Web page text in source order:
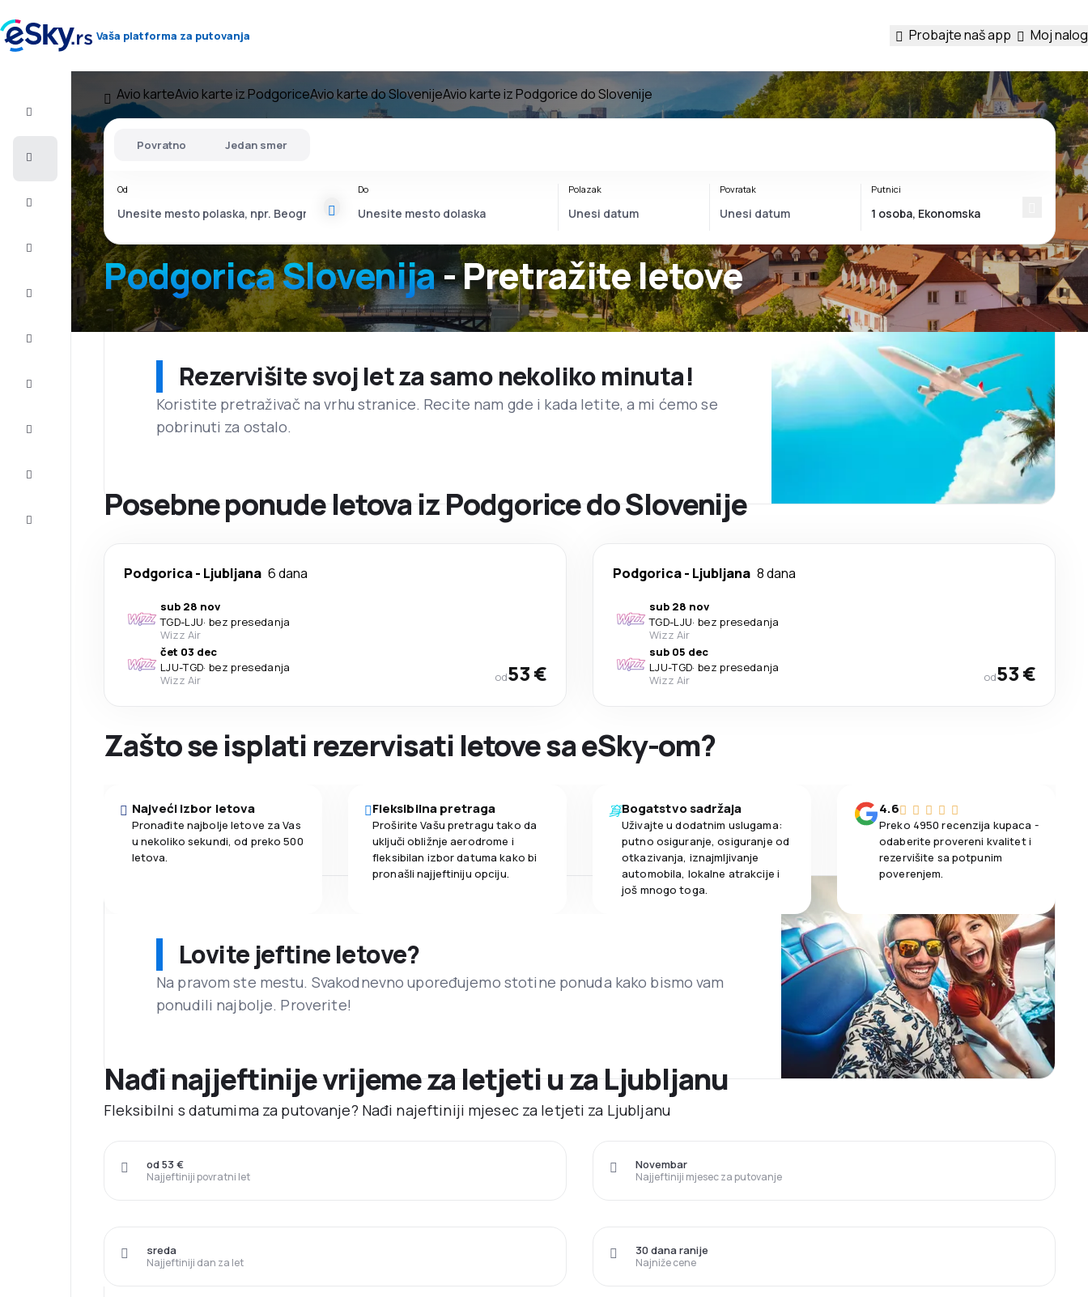
Vaša platforma za putovanja Probajte naš app Moj nalog
Let+Hotel
Letovanje
putovanja
Avio karteAvio karte iz PodgoriceAvio karte do SlovenijeAvio karte iz Podgorice do Slovenije
Podgorica Slovenija- Pretražite letove
Povratno Jedan smer
Od Do Polazak Povratak Putnici
Rezervišite svoj let za samo nekoliko minuta!
Koristite pretraživač na vrhu stranice. Recite nam gde i kada letite, a mi ćemo se
pobrinuti za ostalo.
Posebne ponude letova iz Podgorice do Slovenije
Podgorica- Ljubljana 6 dana
sub 28 nov
TGD-LJU· bez presedanja
Wizz Air
čet 03 dec
LJU-TGD· bez presedanja
Wizz Air
od53 €
Podgorica- Ljubljana 8 dana
sub 28 nov
TGD-LJU· bez presedanja
Wizz Air
sub 05 dec
LJU-TGD· bez presedanja
Wizz Air
od53 €
Zašto se isplati rezervisati letove sa eSky-om?
Najveći izbor letova
Pronađite najbolje letove za Vas
u nekoliko sekundi, od preko 500
letova.
Fleksibilna pretraga
Proširite Vašu pretragu tako da
uključi obližnje aerodrome i
fleksibilan izbor datuma kako bi
pronašli najjeftiniju opciju.
Bogatstvo sadržaja
Uživajte u dodatnim uslugama:
putno osiguranje, osiguranje od
otkazivanja, iznajmljivanje
automobila, lokalne atrakcije i
još mnogo toga.
4.6
Preko 4950 recenzija kupaca -
odaberite provereni kvalitet i
rezervišite sa potpunim
poverenjem.
Lovite jeftine letove?
Na pravom ste mestu. Svakodnevno upoređujemo stotine ponuda kako bismo vam
ponudili najbolje. Proverite!
Nađi najjeftinije vrijeme za letjeti u za Ljubljanu
Fleksibilni s datumima za putovanje? Nađi najeftiniji mjesec za letjeti za Ljubljanu
Najjeftiniji povratni let
od 53 €
Najjeftiniji mjesec za putovanje
Novembar
Najjeftiniji dan za let
sreda
Najniže cene
30 dana ranije